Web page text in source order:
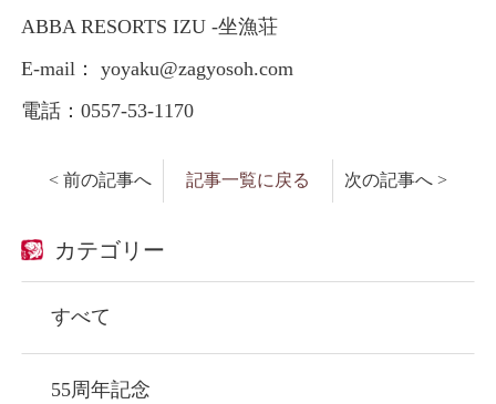
ABBA RESORTS IZU -坐漁荘
E-mail： yoyaku@zagyosoh.com
電話：0557-53-1170
< 前の記事へ 記事一覧に戻る 次の記事へ >
カテゴリー
すべて
55周年記念